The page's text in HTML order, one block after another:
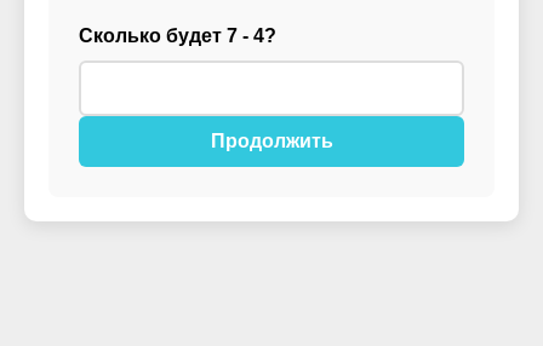
Сколько будет 7 - 4?
Продолжить